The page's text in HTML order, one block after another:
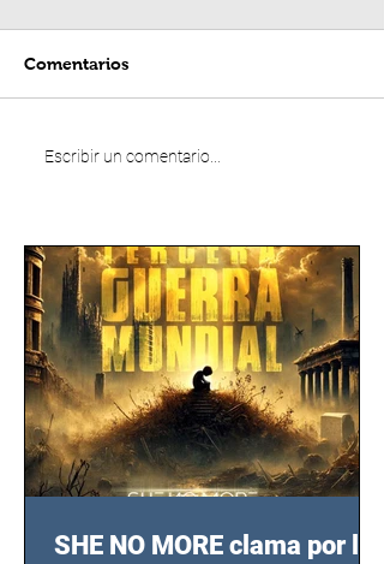
Comentarios
Escribir un comentario...
SHE NO MORE clama por las